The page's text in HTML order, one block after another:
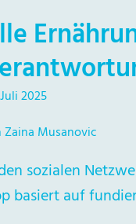
2025
Zaina Musanovic
sozialen
basiert auf